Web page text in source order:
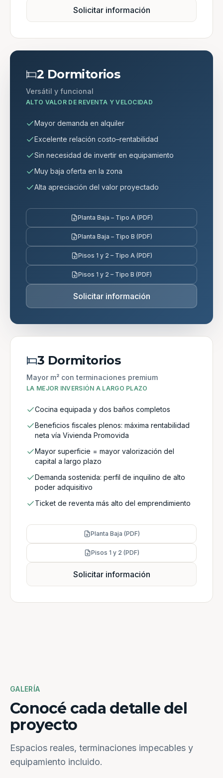
Solicitar información
2 Dormitorios
Versátil y funcional
ALTO VALOR DE REVENTA Y VELOCIDAD
Mayor demanda en alquiler
Excelente relación costo–rentabilidad
Sin necesidad de invertir en equipamiento
Muy baja oferta en la zona
Alta apreciación del valor proyectado
Planta Baja – Tipo A (PDF)
Planta Baja – Tipo B (PDF)
Pisos 1 y 2 – Tipo A (PDF)
Pisos 1 y 2 – Tipo B (PDF)
Solicitar información
3 Dormitorios
Mayor m² con terminaciones premium
LA MEJOR INVERSIÓN A LARGO PLAZO
Cocina equipada y dos baños completos
Beneficios fiscales plenos: máxima rentabilidad
neta vía Vivienda Promovida
Mayor superficie = mayor valorización del
capital a largo plazo
Demanda sostenida: perfil de inquilino de alto
poder adquisitivo
Ticket de reventa más alto del emprendimiento
Planta Baja (PDF)
Pisos 1 y 2 (PDF)
Solicitar información
GALERÍA
Conocé cada detalle del
proyecto
Espacios reales, terminaciones impecables y
equipamiento incluido.